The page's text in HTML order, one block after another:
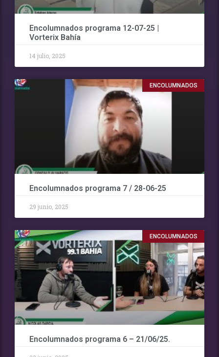
Encolumnados programa 12-07-25 |
Vorterix Bahía
14 julio, 2025
ENCOLUMNADOS
Encolumnados programa 7 / 28-06-25
29 junio, 2025
ENCOLUMNADOS
Encolumnados programa 6 – 21/06/25.